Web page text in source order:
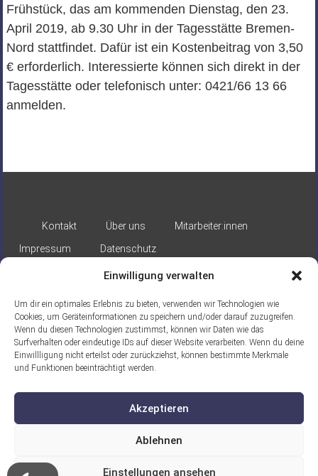
Einwilligung verwalten
Um dir ein optimales Erlebnis zu bieten, verwenden wir Technologien wie
Cookies, um Geräteinformationen zu speichern und/oder darauf zuzugreifen.
Wenn du diesen Technologien zustimmst, können wir Daten wie das
Surfverhalten oder eindeutige IDs auf dieser Website verarbeiten. Wenn du deine
Einwillligung nicht erteilst oder zurückziehst, können bestimmte Merkmale
und Funktionen beeinträchtigt werden.
Akzeptieren
Ablehnen
Einstellungen ansehen
Frühstück, das am kommenden Dienstag, den 23.
April 2019, ab 9.30 Uhr in der Tagesstätte Bremen-
Nord stattfindet. Dafür ist ein Kostenbeitrag von 3,50
€ erforderlich. Interessierte können sich direkt in der
Tagesstätte oder telefonisch unter: 0421/66 13 66
anmelden.
Kontakt Über uns
Mitarbeiter:innen
Impressum
Datenschutz
Gefördert durch:
Ein Projekt der ASB Seelische